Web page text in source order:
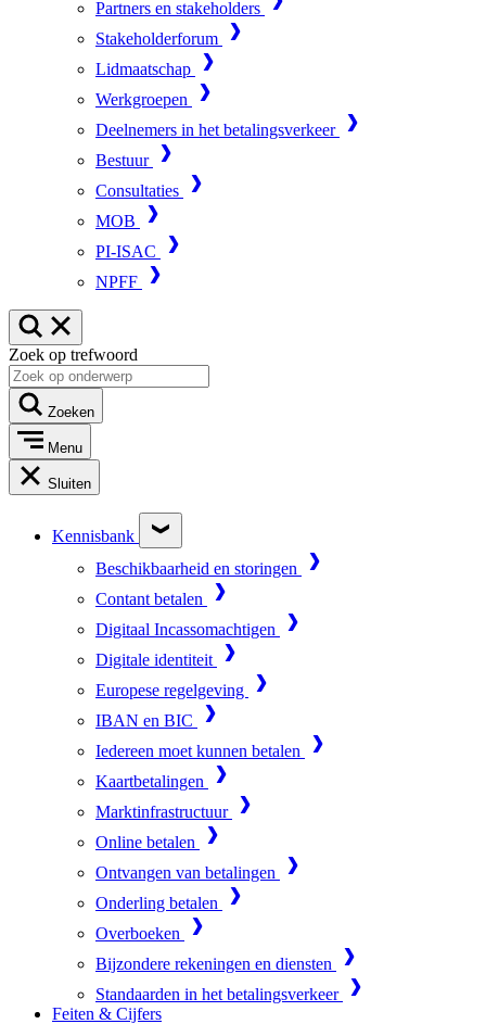
Partners en stakeholders
Stakeholderforum
Lidmaatschap
Werkgroepen
Deelnemers in het betalingsverkeer
Bestuur
Consultaties
MOB
PI-ISAC
NPFF
Zoek op trefwoord
Zoeken
Menu
Sluiten
Kennisbank
Beschikbaarheid en storingen
Contant betalen
Digitaal Incassomachtigen
Digitale identiteit
Europese regelgeving
IBAN en BIC
Iedereen moet kunnen betalen
Kaartbetalingen
Marktinfrastructuur
Online betalen
Ontvangen van betalingen
Onderling betalen
Overboeken
Bijzondere rekeningen en diensten
Standaarden in het betalingsverkeer
Feiten & Cijfers